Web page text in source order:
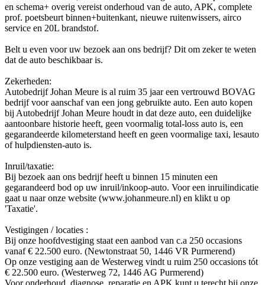
en schema+ overig vereist onderhoud van de auto, APK, complete
prof. poetsbeurt binnen+buitenkant, nieuwe ruitenwissers, airco
service en 20L brandstof.
Belt u even voor uw bezoek aan ons bedrijf? Dit om zeker te weten
dat de auto beschikbaar is.
Zekerheden:
Autobedrijf Johan Meure is al ruim 35 jaar een vertrouwd BOVAG
bedrijf voor aanschaf van een jong gebruikte auto. Een auto kopen
bij Autobedrijf Johan Meure houdt in dat deze auto, een duidelijke
aantoonbare historie heeft, geen voormalig total-loss auto is, een
gegarandeerde kilometerstand heeft en geen voormalige taxi, lesauto
of hulpdiensten-auto is.
Inruil/taxatie:
Bij bezoek aan ons bedrijf heeft u binnen 15 minuten een
gegarandeerd bod op uw inruil/inkoop-auto. Voor een inruilindicatie
gaat u naar onze website (www.johanmeure.nl) en klikt u op
'Taxatie'.
Vestigingen / locaties :
Bij onze hoofdvestiging staat een aanbod van c.a 250 occasions
vanaf € 22.500 euro. (Newtonstraat 50, 1446 VR Purmerend)
Op onze vestiging aan de Westerweg vindt u ruim 250 occasions tót
€ 22.500 euro. (Westerweg 72, 1446 AG Purmerend)
Voor onderhoud, diagnose, reparatie en APK kunt u terecht bij onze